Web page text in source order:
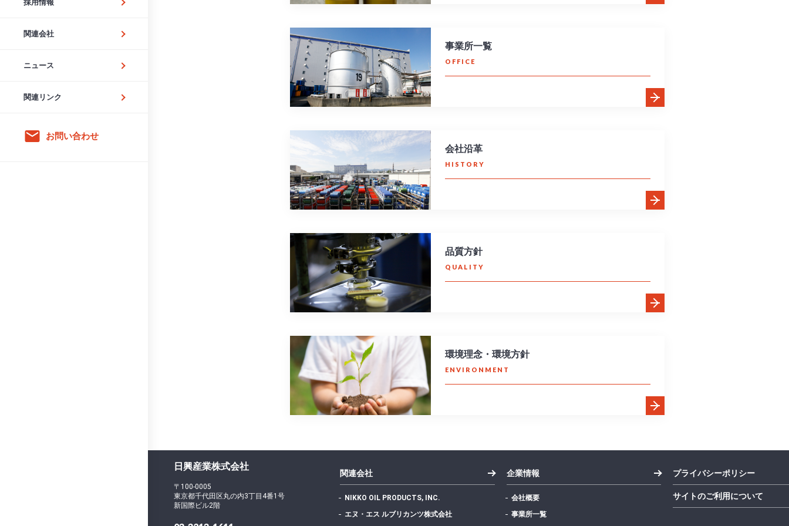
採用情報
関連会社
ニュース
関連リンク
email お問い合わせ
事業所一覧
OFFICE
会社沿革
HISTORY
品質方針
QUALITY
環境理念・環境方針
ENVIRONMENT
日興産業株式会社
〒100-0005
東京都千代田区丸の内3丁目4番1号
新国際ビル2階
関連会社
NIKKO OIL PRODUCTS, INC.
エヌ・エス ルブリカンツ株式会社
企業情報
会社概要
事業所一覧
プライバシーポリシー
サイトのご利用について